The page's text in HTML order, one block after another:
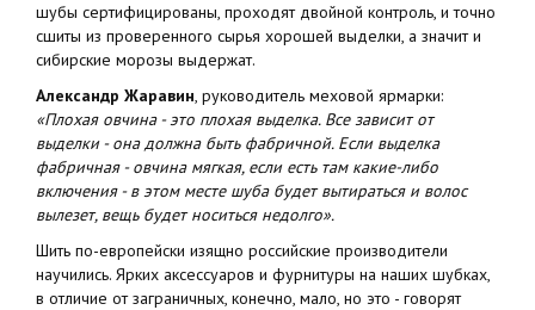
шубы сертифицированы, проходят двойной контроль, и точно
сшиты из проверенного сырья хорошей выделки, а значит и
сибирские морозы выдержат.
Александр Жаравин, руководитель меховой ярмарки:
«Плохая овчина - это плохая выделка. Все зависит от
выделки - она должна быть фабричной. Если выделка
фабричная - овчина мягкая, если есть там какие-либо
включения - в этом месте шуба будет вытираться и волос
вылезет, вещь будет носиться недолго».
Шить по-европейски изящно российские производители
научились. Ярких аксессуаров и фурнитуры на наших шубках,
в отличие от заграничных, конечно, мало, но это - говорят